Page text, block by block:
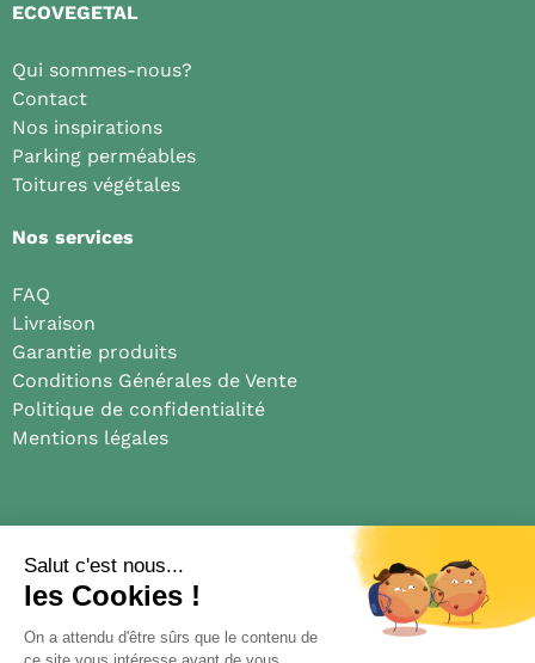
ECOVEGETAL
Qui sommes-nous?
Contact
Nos inspirations
Parking perméables
Toitures végétales
Nos services
FAQ
Livraison
Garantie produits
Conditions Générales de Vente
Politique de confidentialité
Mentions légales
Blog
Presse